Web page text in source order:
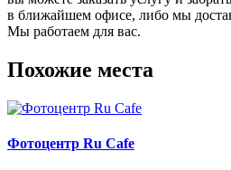
в ближайшем офисе, либо мы
Мы работаем для вас.
Похожие места
Фотоцентр Ru Cafe